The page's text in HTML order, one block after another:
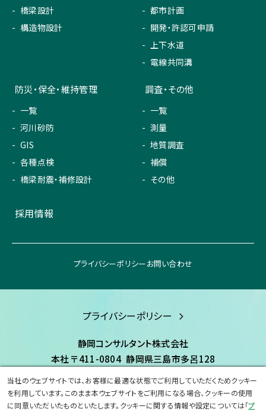
橋梁設計
構造物設計
都市計画
開発・許認可申請
上下水道
電線共同溝
防災・保全・維持管理
一覧
河川砂防
GIS
各種点検
橋梁耐震・補修設計
調査・その他
一覧
測量
地質調査
補償
その他
採用情報
プライバシーポリシーお問い合わせ
プライバシーポリシー
静岡コンサルタント株式会社
本社〒411-0804静岡県三島市多呂128
TEL:055-977-8080 FAX:055-977-8600
©Copyright 2023 shizuoka-consultant.All Rights Reserved.
当社のウェブサイトでは、お客様に最適な状態でご利用していただくためクッキー
を利用しています。このまま本ウェブサイトをご利用になる場合、クッキーの使用
に同意いただいたものといたします。クッキーに関する情報や設定については「プ